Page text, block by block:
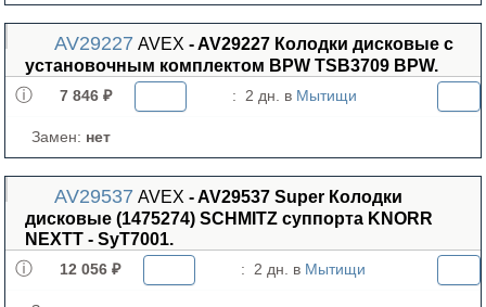
AV29227 AVEX - AV29227 Колодки дисковые с
установочным комплектом BPW TSB3709 BPW.
7 846 ₽ : 2 дн. в Мытищи
Замен: нет
AV29537 AVEX - AV29537 Super Колодки
дисковые (1475274) SCHMITZ суппорта KNORR
NEXTT - SyT7001.
12 056 ₽ : 2 дн. в Мытищи